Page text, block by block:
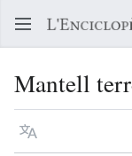
Mantell
Llegir en un